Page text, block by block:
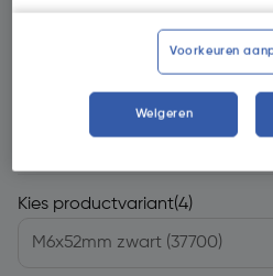
€ 1,32
Kies productvariant(4)
Voorkeuren
Weigeren